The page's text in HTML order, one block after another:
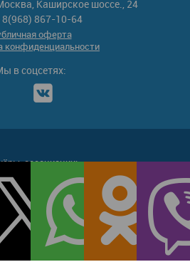
Каширское шоссе., 24
8(968) 867-10-64
оферта
конфиденциальности
в соцсетях:
ассоциации: